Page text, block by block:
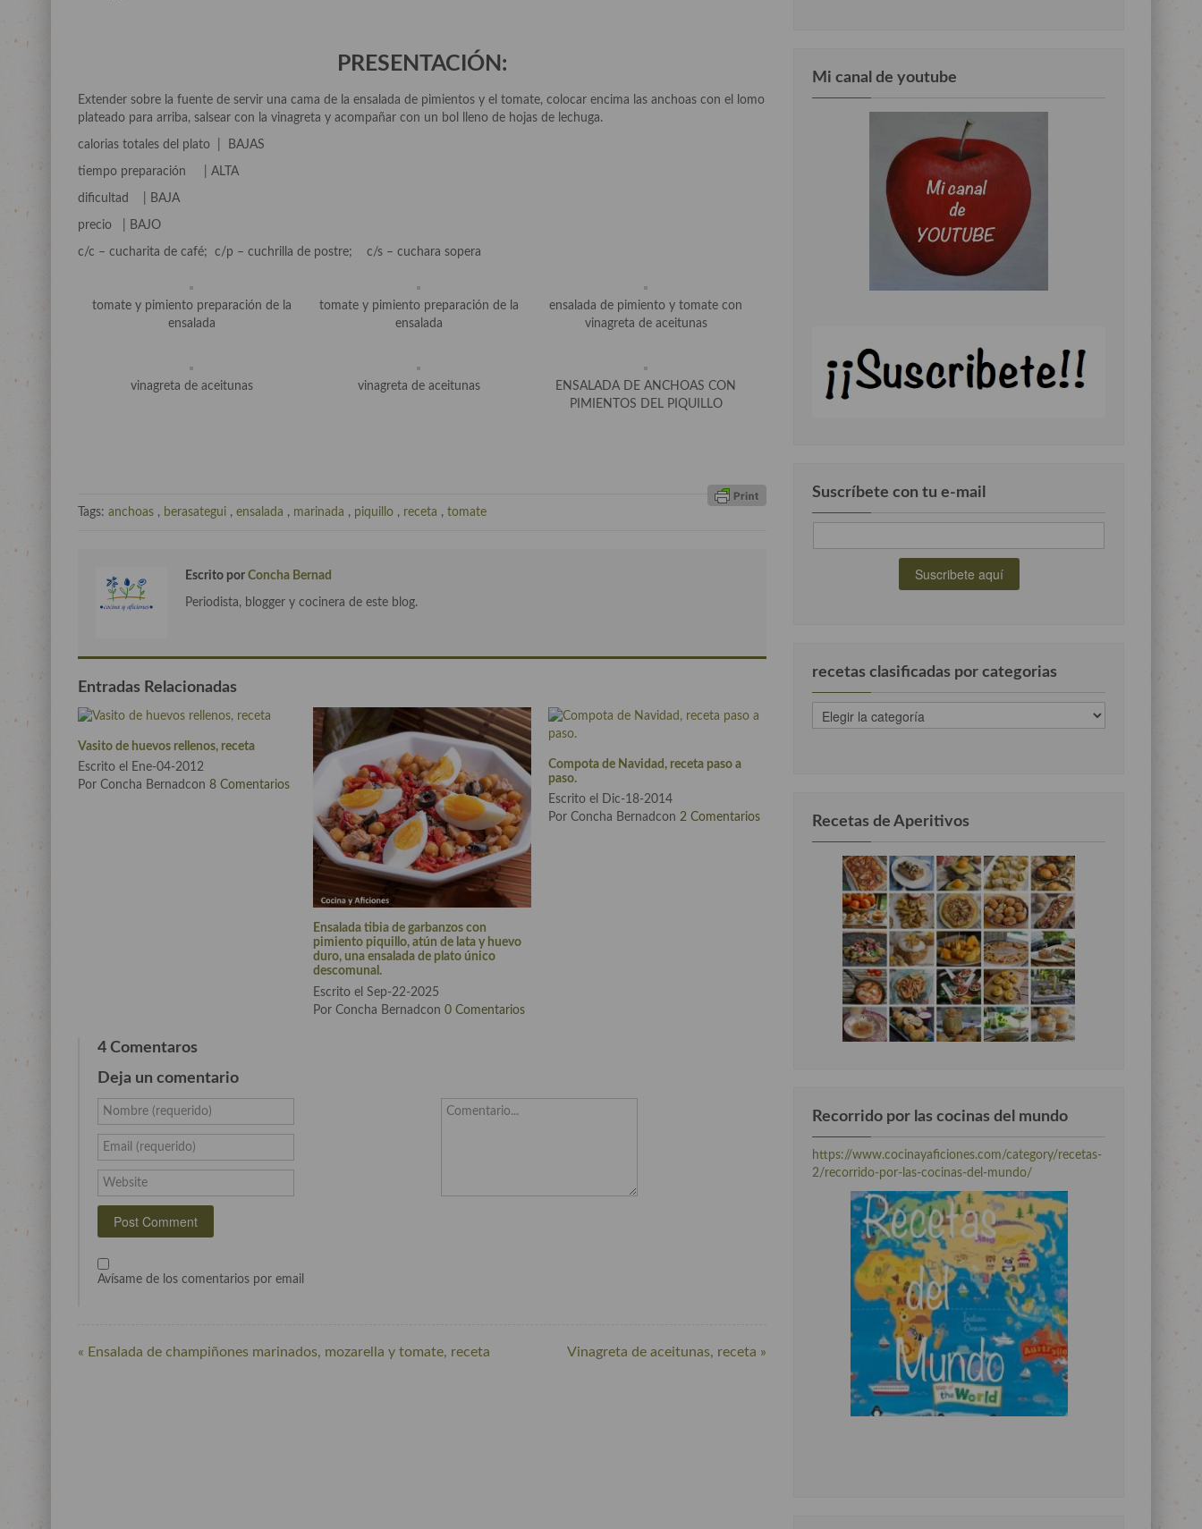
PRESENTACIÓN:
Extender sobre la fuente de servir una cama de la ensalada de pimientos y el tomate, colocar encima las anchoas con el lomo
plateado para arriba, salsear con la vinagreta y acompañar con un bol lleno de hojas de lechuga.
calorias totales del plato | BAJAS
tiempo preparación | ALTA
dificultad | BAJA
precio | BAJO
c/c – cucharita de café; c/p – cuchrilla de postre; c/s – cuchara sopera
tomate y pimiento preparación de la
ensalada
tomate y pimiento preparación de la
ensalada
ensalada de pimiento y tomate con
vinagreta de aceitunas
vinagreta de aceitunas vinagreta de aceitunas
ENSALADA DE ANCHOAS CON
PIMIENTOS DEL PIQUILLO
Tags: anchoas , berasategui , ensalada , marinada , piquillo , receta , tomate
Escrito por Concha Bernad
Periodista, blogger y cocinera de este blog.
Entradas Relacionadas
Vasito de huevos rellenos, receta
Escrito el Ene-04-2012
Por Concha Bernadcon 8 Comentarios
Ensalada tibia de garbanzos con
pimiento piquillo, atún de lata y huevo
duro, una ensalada de plato único
descomunal.
Escrito el Sep-22-2025
Por Concha Bernadcon0 Comentarios
Compota de Navidad, receta paso a
paso.
Escrito el Dic-18-2014
Por Concha Bernadcon2 Comentarios
4 Comentaros
Deja un comentario
Nombre (requerido)
Email (requerido)
Website
Comentario...
Avísame de los comentarios por email
« Ensalada de champiñones marinados, mozarella y tomate, receta Vinagreta de aceitunas, receta »
Mi canal de youtube
Suscríbete con tu e-mail
recetas clasificadas por categorias
recetas
clasificadas
Recetas de Aperitivos
Recorrido por las cocinas del mundo
https://www.cocinayaficiones.com/category/recetas-
2/recorrido-por-las-cocinas-del-mundo/